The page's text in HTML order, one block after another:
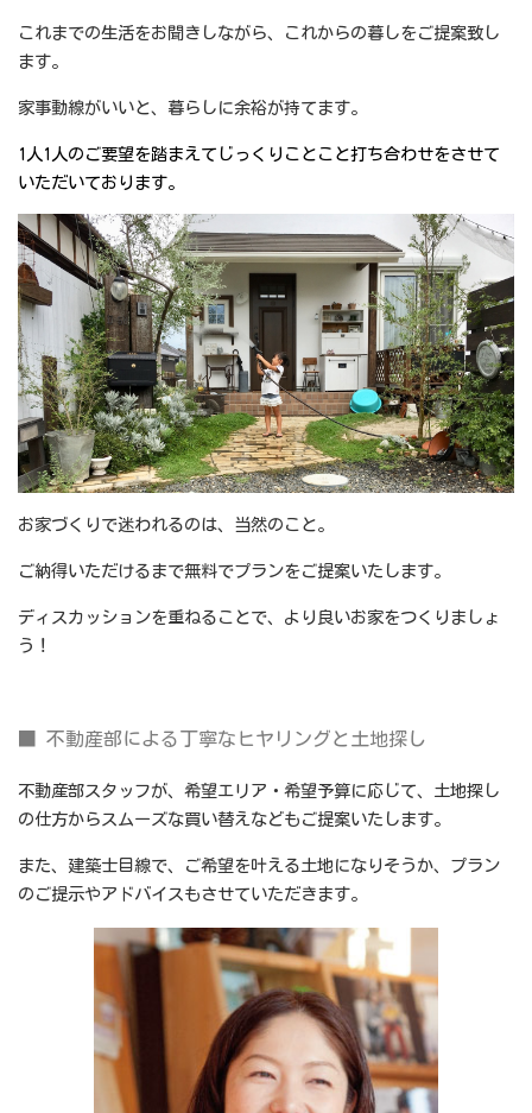
これまでの生活をお聞きしながら、これからの暮しをご提案致し
ます。
家事動線がいいと、暮らしに余裕が持てます。
1人1人のご要望を踏まえてじっくりことこと打ち合わせをさせて
いただいております。
お家づくりで迷われるのは、当然のこと。
ご納得いただけるまで無料でプランをご提案いたします。
ディスカッションを重ねることで、より良いお家をつくりましょ
う！
■ 不動産部による丁寧なヒヤリングと土地探し
不動産部スタッフが、希望エリア・希望予算に応じて、土地探し
の仕方からスムーズな買い替えなどもご提案いたします。
また、建築士目線で、ご希望を叶える土地になりそうか、プラン
のご提示やアドバイスもさせていただきます。